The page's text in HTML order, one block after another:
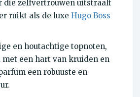
die zelfvertrouwen uitstraalt
ruikt als de luxe Hugo Boss
en houtachtige topnoten,
met een hart van kruiden en
een robuuste en